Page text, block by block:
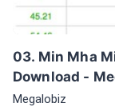
03. Min Mha
Download -
Megalobiz